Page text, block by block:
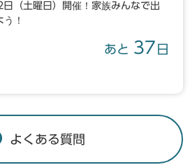
（土曜日）開催！家族みんなで出
う！
あと 37 日
よくある質問